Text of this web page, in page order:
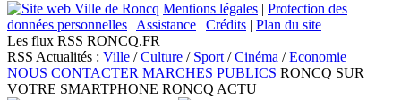
Mentions légales | Protection des
données personnelles | Assistance | Crédits | Plan du site
Les flux RSS RONCQ.FR
RSS Actualités : Ville /Culture / Sport/Cinéma /Economie
NOUS CONTACTER MARCHES PUBLICS RONCQ SUR
VOTRE SMARTPHONE RONCQ ACTU